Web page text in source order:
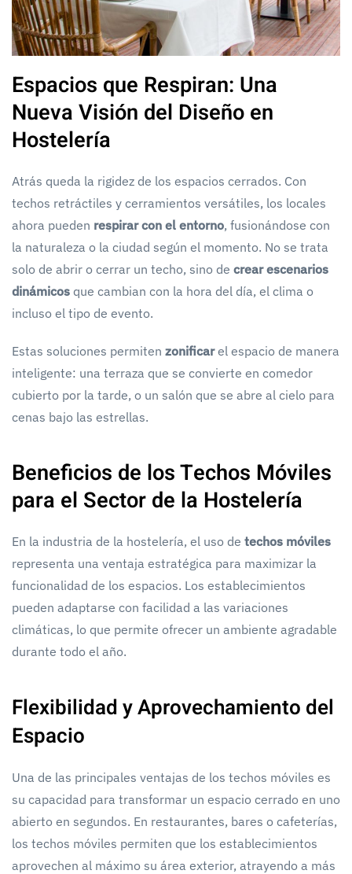
Espacios que Respiran: Una
Nueva Visión del Diseño en
Hostelería
Atrás queda la rigidez de los espacios cerrados. Con
techos retráctiles y cerramientos versátiles, los locales
ahora pueden respirar con el entorno, fusionándose con
la naturaleza o la ciudad según el momento. No se trata
solo de abrir o cerrar un techo, sino de crear escenarios
dinámicos que cambian con la hora del día, el clima o
incluso el tipo de evento.
Estas soluciones permiten zonificarel espacio de manera
inteligente: una terraza que se convierte en comedor
cubierto por la tarde, o un salón que se abre al cielo para
cenas bajo las estrellas.
Beneficios de los Techos Móviles
para el Sector de la Hostelería
En la industria de la hostelería, el uso de techos móviles
representa una ventaja estratégica para maximizar la
funcionalidad de los espacios. Los establecimientos
pueden adaptarse con facilidad a las variaciones
climáticas, lo que permite ofrecer un ambiente agradable
durante todo el año.
Flexibilidad y Aprovechamiento del
Espacio
Una de las principales ventajas de los techos móviles es
su capacidad para transformar un espacio cerrado en uno
abierto en segundos. En restaurantes, bares o cafeterías,
los techos móviles permiten que los establecimientos
aprovechen al máximo su área exterior, atrayendo a más